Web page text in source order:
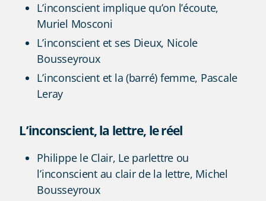
L’inconscient implique qu’on l’écoute,
Muriel Mosconi
L’inconscient et ses Dieux, Nicole
Bousseyroux
L’inconscient et la (barré) femme, Pascale
Leray
L’inconscient, la lettre, le réel
Philippe le Clair, Le parlettre ou
l’inconscient au clair de la lettre, Michel
Bousseyroux